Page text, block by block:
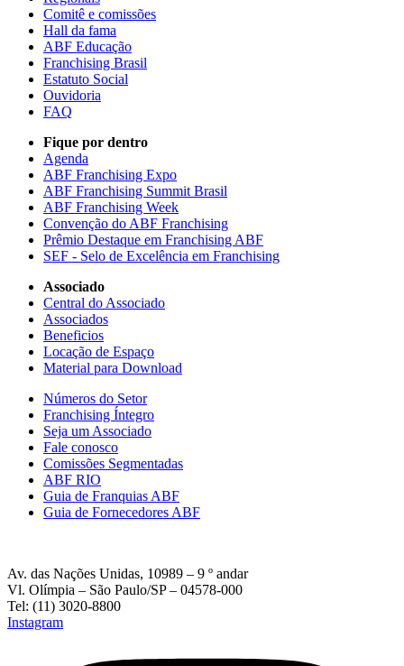
Comitê e comissões
Hall da fama
ABF Educação
Franchising Brasil
Estatuto Social
Ouvidoria
FAQ
Fique por dentro
Agenda
ABF Franchising Expo
ABF Franchising Summit Brasil
ABF Franchising Week
Convenção do ABF Franchising
Prêmio Destaque em Franchising ABF
SEF - Selo de Excelência em Franchising
Associado
Central do Associado
Associados
Beneficios
Locação de Espaço
Material para Download
Números do Setor
Franchising Íntegro
Seja um Associado
Fale conosco
Comissões Segmentadas
ABF RIO
Guia de Franquias ABF
Guia de Fornecedores ABF
Av. das Nações Unidas, 10989 – 9 º andar
Vl. Olímpia – São Paulo/SP – 04578-000
Tel: (11) 3020-8800
Instagram